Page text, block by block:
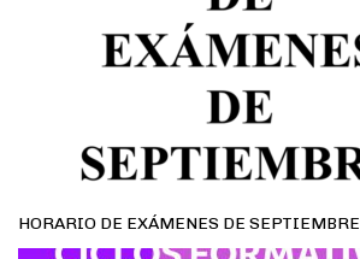
HORARIO DE EXÁMENES DE SEPTIEMBRE